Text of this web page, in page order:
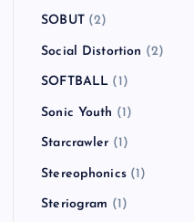
SOBUT(2)
Social Distortion (2)
SOFTBALL (1)
Sonic Youth (1)
Starcrawler (1)
Stereophonics(1)
Steriogram (1)